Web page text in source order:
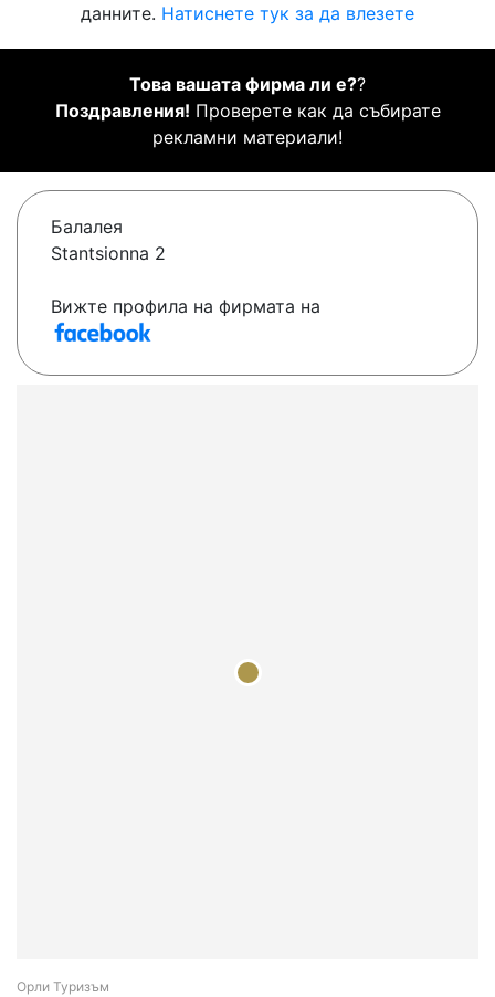
данните. Натиснете тук за да влезете
Това вашата фирма ли е??
Поздравления! Проверете как да събирате
рекламни материали!
Балалея
Stantsionna 2
Вижте профила на фирмата на
Орли Туризъм